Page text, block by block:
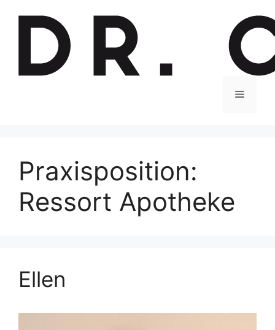
Menu
Praxisposition:
Ressort Apotheke
Ellen